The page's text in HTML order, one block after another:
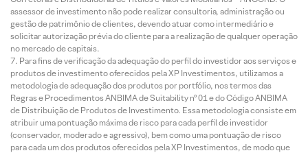
assessor de investimento não pode realizar consultoria, administração ou
gestão de patrimônio de clientes, devendo atuar como intermediário e
solicitar autorização prévia do cliente para a realização de qualquer operação
no mercado de capitais.
Para fins de verificação da adequação do perfil do investidor aos serviços e
produtos de investimento oferecidos pela XP Investimentos, utilizamos a
metodologia de adequação dos produtos por portfólio, nos termos das
Regras e Procedimentos ANBIMA de Suitability nº 01 e do Código ANBIMA
de Distribuição de Produtos de Investimento. Essa metodologia consiste em
atribuir uma pontuação máxima de risco para cada perfil de investidor
(conservador, moderado e agressivo), bem como uma pontuação de risco
para cada um dos produtos oferecidos pela XP Investimentos, de modo que